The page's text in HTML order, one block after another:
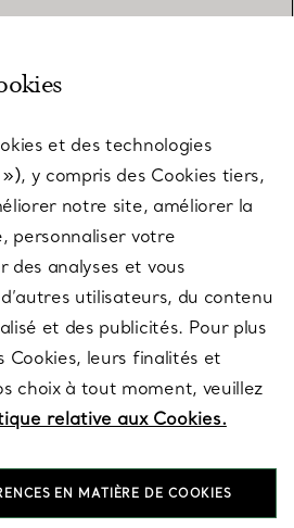
et des technologies
y compris des Cookies tiers,
notre site, améliorer la
personnaliser votre
des analyses et vous
utilisateurs, du contenu
et des publicités. Pour plus
Cookies, leurs finalités et
choix à tout moment, veuillez
relative aux Cookies.
EN MATIÈRE DE COOKIES